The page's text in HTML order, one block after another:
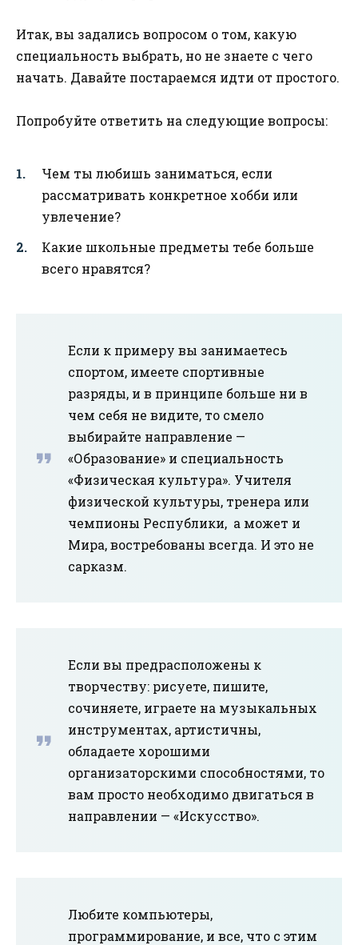
Итак, вы задались вопросом о том, какую
специальность выбрать, но не знаете с чего
начать. Давайте постараемся идти от простого.
Попробуйте ответить на следующие вопросы:
Чем ты любишь заниматься, если
рассматривать конкретное хобби или
увлечение?
Какие школьные предметы тебе больше
всего нравятся?
Если к примеру вы занимаетесь
спортом, имеете спортивные
разряды, и в принципе больше ни в
чем себя не видите, то смело
выбирайте направление —
«Образование» и специальность
«Физическая культура». Учителя
физической культуры, тренера или
чемпионы Республики, а может и
Мира, востребованы всегда. И это не
сарказм.
Если вы предрасположены к
творчеству: рисуете, пишите,
сочиняете, играете на музыкальных
инструментах, артистичны,
обладаете хорошими
организаторскими способностями, то
вам просто необходимо двигаться в
направлении — «Искусство».
Любите компьютеры,
программирование, и все, что с этим